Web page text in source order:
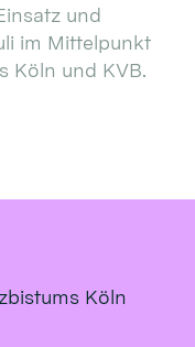
und
im Mittelpunkt
Köln und KVB.
Köln